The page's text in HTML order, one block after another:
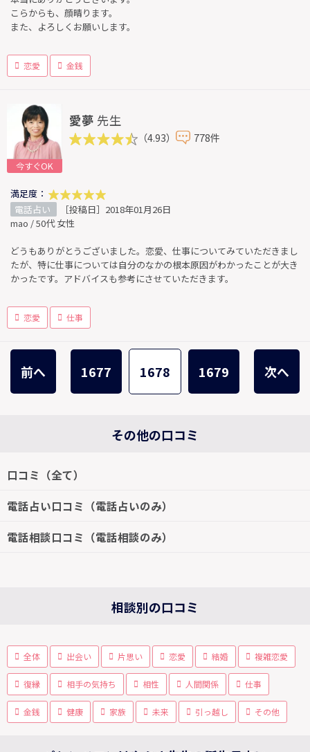
こらからも、顔晴ります。
また、よろしくお願いします。
恋愛 金銭
今すぐOK
愛夢 先生
（4.93） 778件
満足度：
電話占い
［投稿日］2018年01月26日
mao / 50代 女性
どうもありがとうございました。恋愛、仕事についてみていただきまし
たが、特に仕事については自分のなかの根本原因がわかったことが大き
かったです。アドバイスも参考にさせていただきます。
恋愛 仕事
前へ 1677 1678 1679 次へ
その他の口コミ
口コミ（全て）
電話占い口コミ（電話占いのみ）
電話相談口コミ（電話相談のみ）
相談別の口コミ
全体 出会い 片思い 恋愛 結婚 複雑恋愛
復縁 相手の気持ち 相性 人間関係 仕事
金銭 健康 家族 未来 引っ越し その他